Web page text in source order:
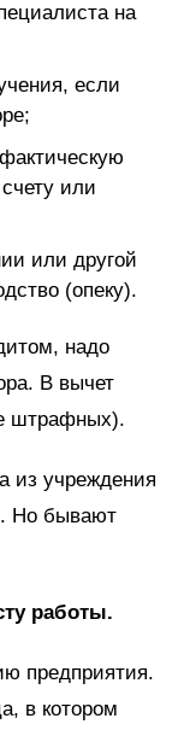
на
если
или
или другой
(опеку).
надо
В вычет
штрафных).
из учреждения
Но бывают
работы.
предприятия.
в котором